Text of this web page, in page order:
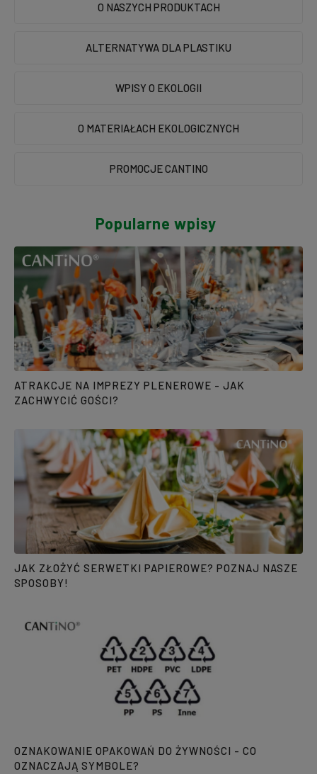
O NASZYCH PRODUKTACH
ALTERNATYWA DLA PLASTIKU
WPISY O EKOLOGII
O MATERIAŁACH EKOLOGICZNYCH
PROMOCJE CANTINO
Popularne wpisy
ATRAKCJE NA IMPREZY PLENEROWE - JAK
ZACHWYCIĆ GOŚCI?
JAK ZŁOŻYĆ SERWETKI PAPIEROWE? POZNAJ NASZE
SPOSOBY!
OZNAKOWANIE OPAKOWAŃ DO ŻYWNOŚCI - CO
OZNACZAJĄ SYMBOLE?